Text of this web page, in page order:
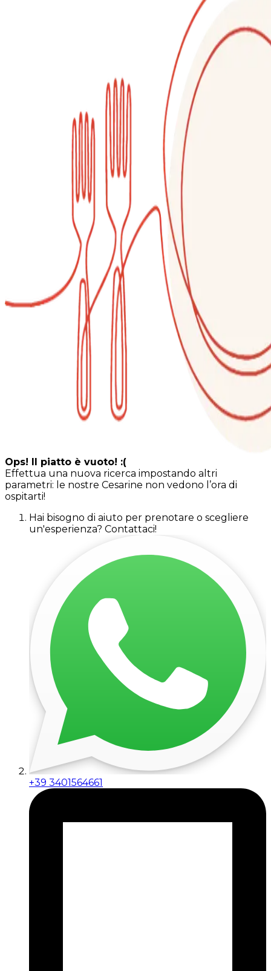
Ops! Il piatto è vuoto! :(
Effettua una nuova ricerca impostando altri
parametri: le nostre Cesarine non vedono l’ora di
ospitarti!
Hai bisogno di aiuto per prenotare o scegliere
un'esperienza? Contattaci!
+39 3401564661